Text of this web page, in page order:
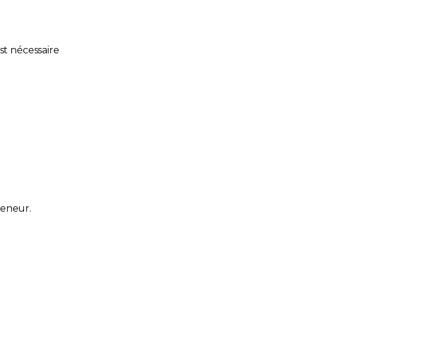
nécessaire